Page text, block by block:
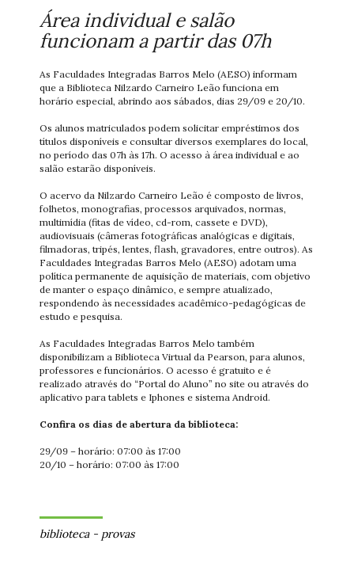
Área individual e salão
funcionam a partir das 07h
As Faculdades Integradas Barros Melo (AESO) informam
que a Biblioteca Nilzardo Carneiro Leão funciona em
horário especial, abrindo aos sábados, dias 29/09 e 20/10.
Os alunos matriculados podem solicitar empréstimos dos
títulos disponíveis e consultar diversos exemplares do local,
no período das 07h às 17h. O acesso à área individual e ao
salão estarão disponíveis.
O acervo da Nilzardo Carneiro Leão é composto de livros,
folhetos, monografias, processos arquivados, normas,
multimídia (fitas de vídeo, cd-rom, cassete e DVD),
audiovisuais (câmeras fotográficas analógicas e digitais,
filmadoras, tripés, lentes, flash, gravadores, entre outros). As
Faculdades Integradas Barros Melo (AESO) adotam uma
política permanente de aquisição de materiais, com objetivo
de manter o espaço dinâmico, e sempre atualizado,
respondendo às necessidades acadêmico-pedagógicas de
estudo e pesquisa.
As Faculdades Integradas Barros Melo também
disponibilizam a Biblioteca Virtual da Pearson, para alunos,
professores e funcionários. O acesso é gratuito e é
realizado através do “Portal do Aluno” no site ou através do
aplicativo para tablets e Iphones e sistema Android.
Confira os dias de abertura da biblioteca:
29/09 – horário: 07:00 às 17:00
20/10 – horário: 07:00 às 17:00
biblioteca- provas